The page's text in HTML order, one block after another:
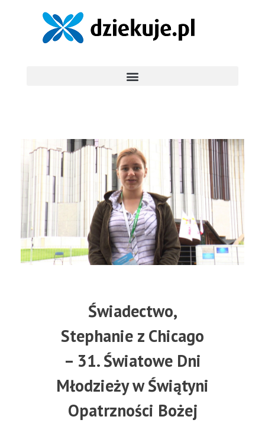
Świadectwo,
Stephanie z Chicago
– 31. Światowe Dni
Młodzieży w Świątyni
Opatrzności Bożej